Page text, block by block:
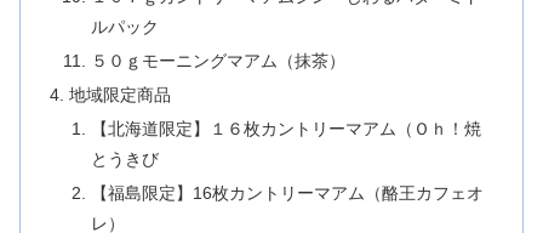
ルパック
５０ｇモーニングマアム（抹茶）
地域限定商品
【北海道限定】１６枚カントリーマアム（Ｏｈ！焼
とうきび
【福島限定】16枚カントリーマアム（酪王カフェオ
レ）